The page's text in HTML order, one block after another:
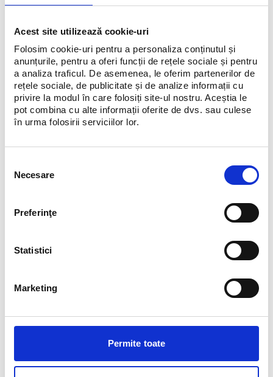
Acest site utilizează cookie-uri
Folosim cookie-uri pentru a personaliza conținutul și
anunțurile, pentru a oferi funcții de rețele sociale și pentru
a analiza traficul. De asemenea, le oferim partenerilor de
rețele sociale, de publicitate și de analize informații cu
privire la modul în care folosiți site-ul nostru. Aceștia le
pot combina cu alte informații oferite de dvs. sau culese
în urma folosirii serviciilor lor.
consimțământului
Necesare
Preferinţe
Statistici
Marketing
Permite toate
Luni-Duminică, 10:00 - 22:00